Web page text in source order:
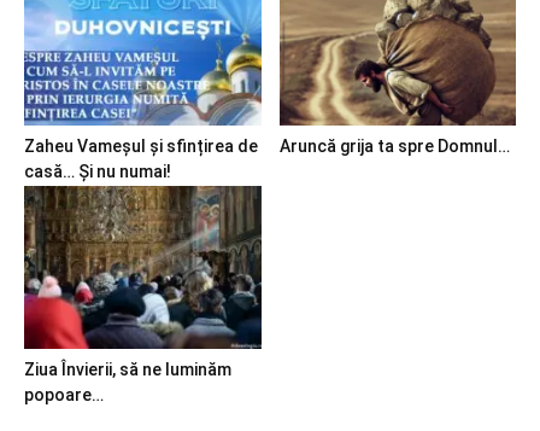
Zaheu Vameșul și sfințirea de
casă… Și nu numai!
Aruncă grija ta spre Domnul…
Ziua Învierii, să ne luminăm
popoare…